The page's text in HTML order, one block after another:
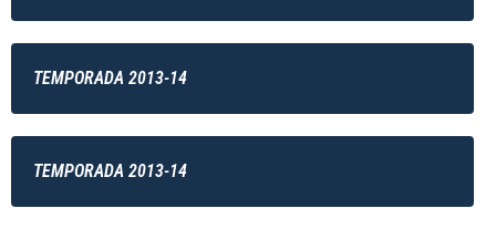
TEMPORADA 2013-14
TEMPORADA 2013-14